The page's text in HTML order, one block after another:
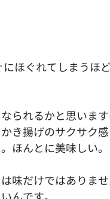
ほぐれてしまうほど
られるかと思いま
き揚げのサクサク
ほんとに美味しい。
味だけではありま